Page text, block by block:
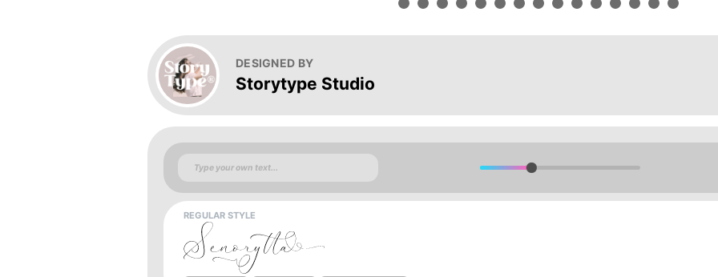
DESIGNED BY
Storytype Studio
REGULAR STYLE